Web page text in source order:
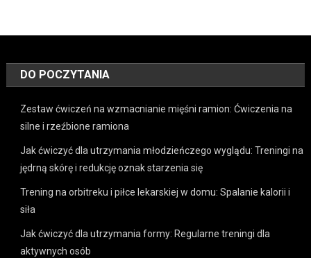
DO POCZYTANIA
Zestaw ćwiczeń na wzmacnianie mięśni ramion: Ćwiczenia na
silne i rzeźbione ramiona
Jak ćwiczyć dla utrzymania młodzieńczego wyglądu: Treningi na
jędrną skórę i redukcję oznak starzenia się
Trening na orbitreku i piłce lekarskiej w domu: Spalanie kalorii i
siła
Jak ćwiczyć dla utrzymania formy: Regularne treningi dla
aktywnych osób